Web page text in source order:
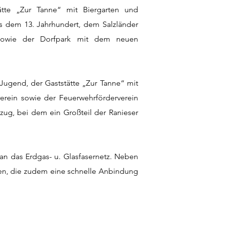
„Zur Tanne“ mit Biergarten und
dem 13. Jahrhundert, dem Salzländer
der Dorfpark mit dem neuen
der Gaststätte „Zur Tanne“ mit
sowie der Feuerwehrförderverein
bei dem ein Großteil der Ranieser
das Erdgas- u. Glasfasernetz. Neben
die zudem eine schnelle Anbindung